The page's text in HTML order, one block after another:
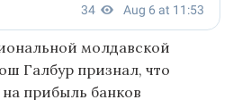
молдавской
Галбур признал, что
прибыль банков